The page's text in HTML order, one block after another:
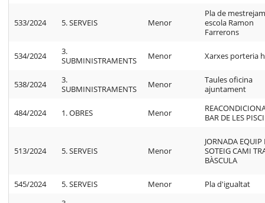
533/2024 5. SERVEIS Menor
Pla de
escola Ramon
Farrerons
534/2024
3.
SUBMINISTRAMENTS
Menor Xarxes porteria
538/2024
3.
SUBMINISTRAMENTS
Menor
Taules oficina
ajuntament
484/2024 1. OBRES Menor
BAR DE LES
513/2024 5. SERVEIS Menor
JORNADA EQUIP
SOTEIG CAMI
BÀSCULA
545/2024 5. SERVEIS Menor Pla d'igualtat